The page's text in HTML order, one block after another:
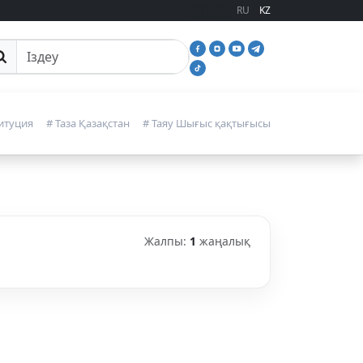
RU KZ
іздеу
# Таза Қазақстан # Таяу Шығыс қақтығысы
Жалпы: 1 жаңалық